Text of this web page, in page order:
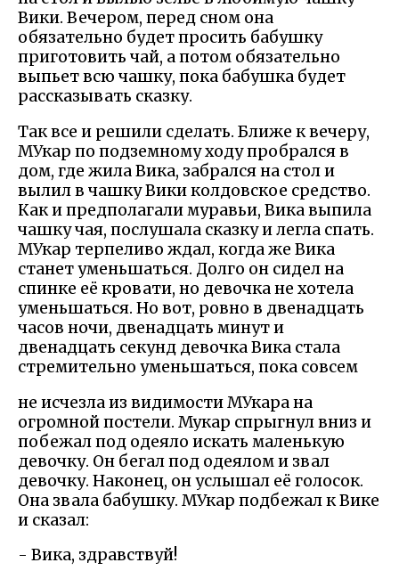
Вики. Вечером, перед сном она
обязательно будет просить бабушку
приготовить чай, а потом обязательно
выпьет всю чашку, пока бабушка будет
рассказывать сказку.
Так все и решили сделать. Ближе к вечеру,
МУкар по подземному ходу пробрался в
дом, где жила Вика, забрался на стол и
вылил в чашку Вики колдовское средство.
Как и предполагали муравьи, Вика выпила
чашку чая, послушала сказку и легла спать.
МУкар терпеливо ждал, когда же Вика
станет уменьшаться. Долго он сидел на
спинке её кровати, но девочка не хотела
уменьшаться. Но вот, ровно в двенадцать
часов ночи, двенадцать минут и
двенадцать секунд девочка Вика стала
стремительно уменьшаться, пока совсем
не исчезла из видимости МУкара на
огромной постели. Мукар спрыгнул вниз и
побежал под одеяло искать маленькую
девочку. Он бегал под одеялом и звал
девочку. Наконец, он услышал её голосок.
Она звала бабушку. МУкар подбежал к Вике
и сказал:
- Вика, здравствуй!